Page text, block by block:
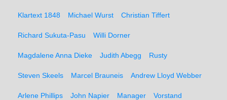
Klartext 1848 Michael Wurst Christian Tiffert
Richard Sukuta-Pasu Willi Dorner
Magdalene Anna Dieke Judith Abegg Rusty
Steven Skeels Marcel Brauneis Andrew Lloyd Webber
Arlene Phillips John Napier Manager Vorstand